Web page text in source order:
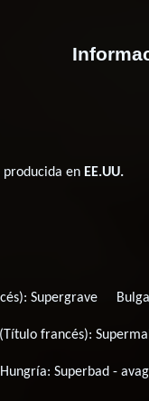
producida en EE.UU.
Supergrave
francés):
Hungría:Superbad -